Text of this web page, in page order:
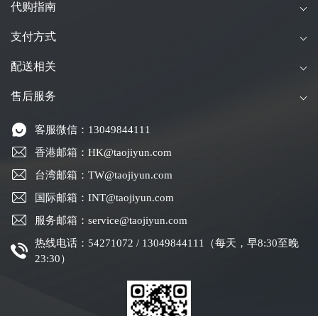
代购指南
支付方式
配送相关
售后服务
客服微信：13049844111
香港邮箱：HK@taojiyun.com
台湾邮箱：TW@taojiyun.com
国际邮箱：INT@taojiyun.com
服务邮箱：service@taojiyun.com
热线电话：54271072 / 13049844111（每天，早8:30至晚
23:30）